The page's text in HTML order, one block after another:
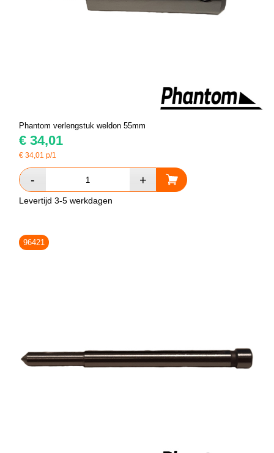
Phantom verlengstuk weldon 55mm
€ 34,01
€34,01 p/1
Levertijd 3-5 werkdagen
96421